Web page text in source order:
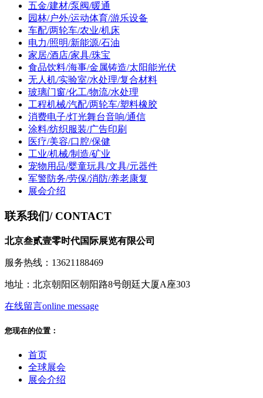
五金/建材/泵阀/暖通
园林/户外/运动体育/游乐设备
车配/两轮车/农业/机床
电力/照明/新能源/石油
家居/酒店/家具/珠宝
食品饮料/海事/金属铸造/太阳能光伏
无人机/实验室/水处理/复合材料
玻璃门窗/化工/物流/水处理
工程机械/汽配/两轮车/塑料橡胶
消费电子/灯光舞台音响/通信
涂料/纺织服装/广告印刷
医疗/美容/口腔/保健
工业/机械/制造/矿业
宠物用品/婴童玩具/文具/元器件
军警防务/劳保/消防/养老康复
展会介绍
联系我们/ CONTACT
北京叁贰壹零时代国际展览有限公司
服务热线：13621188469
地址：北京朝阳区朝阳路8号朗廷大厦A座303
在线留言online message
您现在的位置：
首页
全球展会
展会介绍